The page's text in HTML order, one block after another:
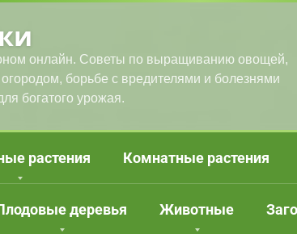
онлайн. Советы по выращиванию овощей,
борьбе с вредителями и болезнями
богатого урожая.
растения Комнатные растения
деревья Животные